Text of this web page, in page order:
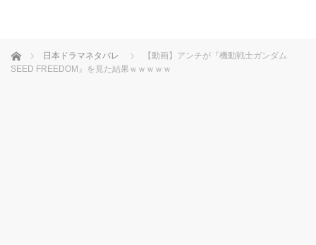
ホーム 日本ドラマネタバレ
【動画】アンチが『機動戦士ガンダム
SEED FREEDOM』を見た結果ｗｗｗｗｗ